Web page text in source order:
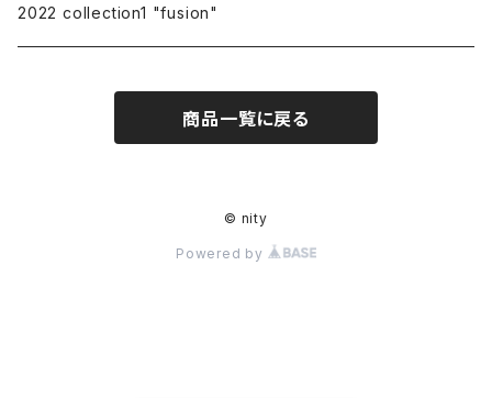
2022 collection1 "fusion"
商品一覧に戻る
© nity
Powered by